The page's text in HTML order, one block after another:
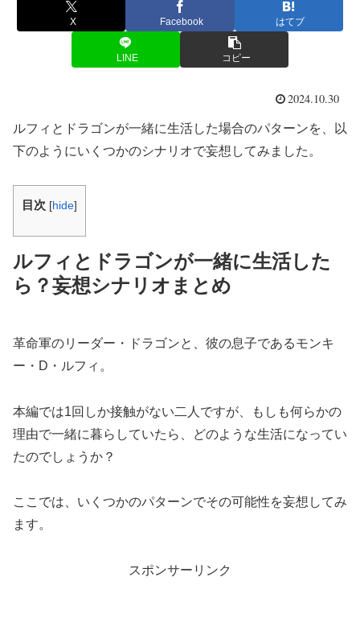
X Facebook はてブ
LINE コピー
2024.10.30
ルフィとドラゴンが一緒に生活した場合のパターンを、以
下のようにいくつかのシナリオで妄想してみました。
目次 [hide]
ルフィとドラゴンが一緒に生活した
ら？妄想シナリオまとめ
革命軍のリーダー・ドラゴンと、彼の息子であるモンキ
ー・D・ルフィ。
本編では1回しか接触がない二人ですが、もしも何らかの
理由で一緒に暮らしていたら、どのような生活になってい
たのでしょうか？
ここでは、いくつかのパターンでその可能性を妄想してみ
ます。
スポンサーリンク